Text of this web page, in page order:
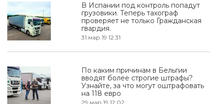
В Испании под контроль попадут
грузовики. Теперь тахограф
проверяет не только Гражданская
гвардия.
31.мар.19 12:31
По каким причинам в Бельгии
вводят более строгие штрафы?
Узнайте, за что могут оштрафовать
на 118 евро
29.мар.19 12:02